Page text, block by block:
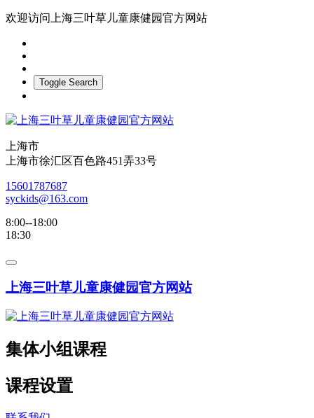
欢迎访问上海三叶草儿童康健园官方网站
Toggle Search
上海市
上海市徐汇区百色路451弄33号
15601787687
syckids@163.com
8:00--18:00
18:30
上海三叶草儿童康健园官方网站
集体小组课程
课程设置